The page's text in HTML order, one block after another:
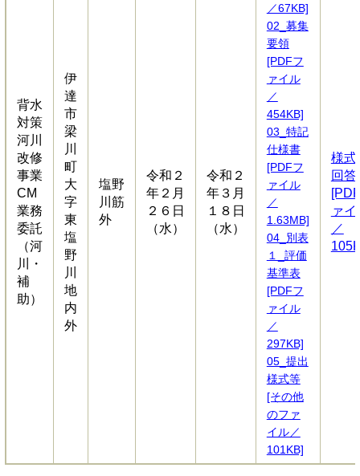
背水
対策
河川
改修
事業
CM
業務
委託
（河
川・
補
助）
伊
達
市
梁
川
町
大
字
東
塩
野
川
地
内
外
塩野
川筋
外
令和２
年２月
２６日
（水）
令和２
年３月
１８日
（水）
／67KB]
02_募集
要領
[PDFフ
ァイル
／
454KB]
03_特記
仕様書
[PDFフ
ァイル
／
1.63MB]
04_別表
１_評価
基準表
[PDFフ
ァイル
／
297KB]
05_提出
様式等
[その他
のファ
イル／
101KB]
様式
回答
ァイ
／